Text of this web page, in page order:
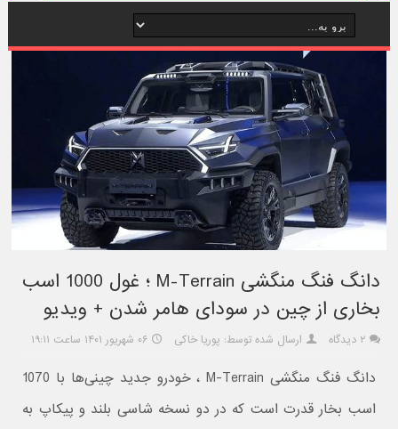
دانگ فنگ منگشی M-Terrain ؛ غول 1000 اسب
بخاری از چین در سودای هامر شدن + ویدیو
۲ دیدگاه ارسال شده توسط: پوریا خاکی ۰۶ شهریور ۱۴۰۱ ساعت ۱۹:۱۱
دانگ فنگ منگشی M-Terrain ، خودرو جدید چینی‌ها با 1070
اسب بخار قدرت است که در دو نسخه شاسی بلند و پیکاپ به